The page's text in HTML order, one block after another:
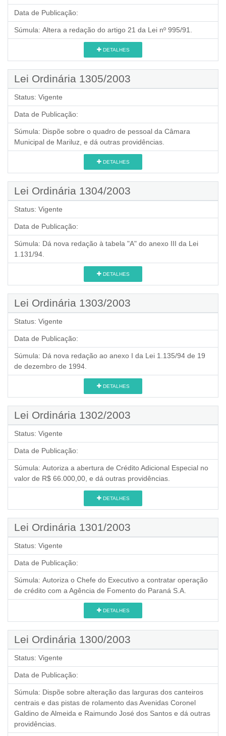
Data de Publicação:
Súmula: Altera a redação do artigo 21 da Lei nº 995/91.
DETALHES
Lei Ordinária 1305/2003
Status: Vigente
Data de Publicação:
Súmula: Dispõe sobre o quadro de pessoal da Câmara
Municipal de Mariluz, e dá outras providências.
DETALHES
Lei Ordinária 1304/2003
Status: Vigente
Data de Publicação:
Súmula: Dá nova redação à tabela "A" do anexo III da Lei
1.131/94.
DETALHES
Lei Ordinária 1303/2003
Status: Vigente
Data de Publicação:
Súmula: Dá nova redação ao anexo I da Lei 1.135/94 de 19
de dezembro de 1994.
DETALHES
Lei Ordinária 1302/2003
Status: Vigente
Data de Publicação:
Súmula: Autoriza a abertura de Crédito Adicional Especial no
valor de R$ 66.000,00, e dá outras providências.
DETALHES
Lei Ordinária 1301/2003
Status: Vigente
Data de Publicação:
Súmula: Autoriza o Chefe do Executivo a contratar operação
de crédito com a Agência de Fomento do Paraná S.A.
DETALHES
Lei Ordinária 1300/2003
Status: Vigente
Data de Publicação:
Súmula: Dispõe sobre alteração das larguras dos canteiros
centrais e das pistas de rolamento das Avenidas Coronel
Galdino de Almeida e Raimundo José dos Santos e dá outras
providências.